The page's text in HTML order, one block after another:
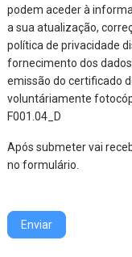
podem aceder à
a sua atualização,
política de privacidade
fornecimento dos
emissão do certificado
voluntáriamente
F001.04_D
Após submeter vai
no formulário.
Enviar